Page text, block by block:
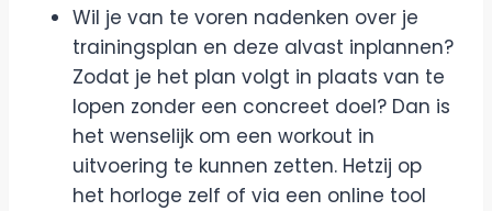
Wil je van te voren nadenken over je
trainingsplan en deze alvast inplannen?
Zodat je het plan volgt in plaats van te
lopen zonder een concreet doel? Dan is
het wenselijk om een workout in
uitvoering te kunnen zetten. Hetzij op
het horloge zelf of via een online tool